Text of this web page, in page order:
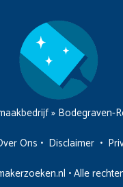
» Bodegraven-
Ons • Disclaimer •
• Alle